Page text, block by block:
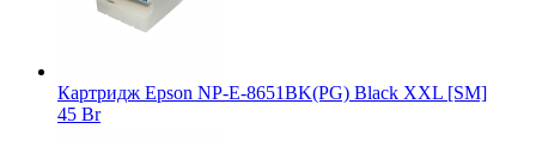
Картридж Epson NP-E-8651BK(PG) Black XXL [SM]
45 Br